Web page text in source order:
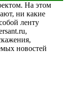
На этом
ни какие
ленту
новостей